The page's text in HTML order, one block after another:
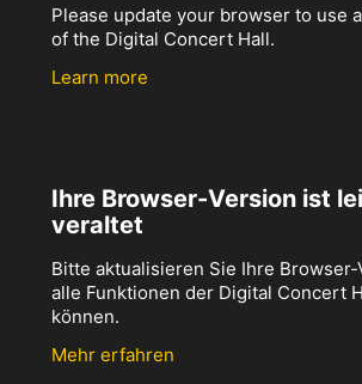
Please update your browser to use
of the Digital Concert Hall.
Learn more
Ihre Browser-Version ist
veraltet
Bitte aktualisieren Sie Ihre Browser-
alle Funktionen der Digital Concert
können.
Mehr erfahren